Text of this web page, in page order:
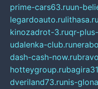
prime-cars63.ruun-
legardoauto.rulithasa.ru
kinozadrot-3.ruqr-
udalenka-club.ru
dash-cash-now.ru
hotteygroup.ru
dveriland73.runis-